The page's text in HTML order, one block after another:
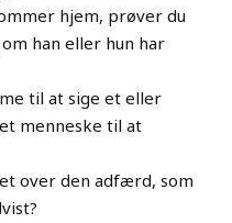
hjem, prøver du
han eller hun har
til at sige et eller
menneske til at
over den adfærd, som